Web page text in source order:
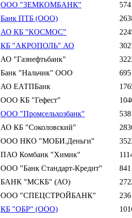
ООО "ЗЕМКОМБАНК"
574
Банк ПТБ (ООО)
АО КБ "КОСМОС"
КБ "АКРОПОЛЬ" АО
АО "Газнефтьбанк"
Банк "Нальчик" ООО
695
АО ЕАТПБанк
ООО КБ "Гефест"
ООО "Промсельхозбанк"
538
АО КБ "Соколовский"
ООО НКО "МОБИ.Деньги"
ПАО Комбанк "Химик"
ООО "Банк Стандарт-Кредит"
841
БАНК "МСКБ" (АО)
ООО "СПЕЦСТРОЙБАНК"
236
КБ "ОБР" (ООО)